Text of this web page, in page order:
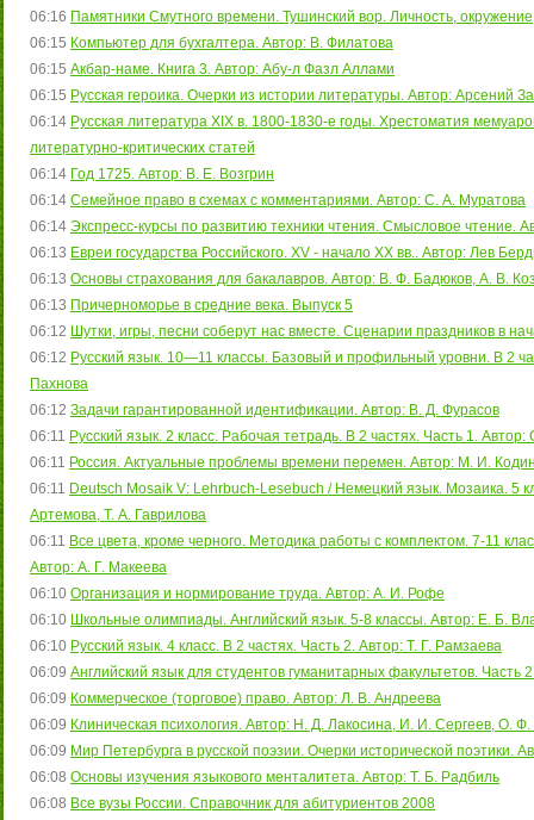
06:16 Памятники Смутного времени. Тушинский вор. Личность,
06:15 Компьютер для бухгалтера. Автор: В. Филатова
06:15 Акбар-наме. Книга 3. Автор: Абу-л Фазл Аллами
06:15 Русская героика. Очерки из истории литературы. Автор: Арсений
06:14 Русская литература XIX в. 1800-1830-е годы. Хрестоматия
литературно-критических статей
06:14 Год 1725. Автор: В. Е. Возгрин
06:14 Семейное право в схемах с комментариями. Автор: С. А. Муратова
06:14 Экспресс-курсы по развитию техники чтения. Смысловое чтение.
06:13 Евреи государства Российского. XV - начало XX вв.. Автор: Лев
06:13 Основы страхования для бакалавров. Автор: В. Ф. Бадюков, А. В.
06:13 Причерноморье в средние века. Выпуск 5
06:12 Шутки, игры, песни соберут нас вместе. Сценарии праздников в
06:12 Русский язык. 10—11 классы. Базовый и профильный уровни. В 2
Пахнова
06:12 Задачи гарантированной идентификации. Автор: В. Д. Фурасов
06:11 Русский язык. 2 класс. Рабочая тетрадь. В 2 частях. Часть 1.
06:11 Россия. Актуальные проблемы времени перемен. Автор: М. И.
06:11 Deutsch Mosaik V: Lehrbuch-Lesebuch / Немецкий язык. Мозаика. 5
Артемова, Т. А. Гаврилова
06:11 Все цвета, кроме черного. Методика работы с комплектом. 7-11
Автор: А. Г. Макеева
06:10 Организация и нормирование труда. Автор: А. И. Рофе
06:10 Школьные олимпиады. Английский язык. 5-8 классы. Автор: Е. Б.
06:10 Русский язык. 4 класс. В 2 частях. Часть 2. Автор: Т. Г. Рамзаева
06:09 Английский язык для студентов гуманитарных факультетов.
06:09 Коммерческое (торговое) право. Автор: Л. В. Андреева
06:09 Клиническая психология. Автор: Н. Д. Лакосина, И. И. Сергеев, О.
06:09 Мир Петербурга в русской поэзии. Очерки исторической поэтики.
06:08 Основы изучения языкового менталитета. Автор: Т. Б. Радбиль
06:08 Все вузы России. Справочник для абитуриентов 2008